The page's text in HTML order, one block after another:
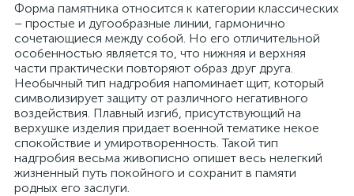
Форма памятника относится к категории классических
– простые и дугообразные линии, гармонично
сочетающиеся между собой. Но его отличительной
особенностью является то, что нижняя и верхняя
части практически повторяют образ друг друга.
Необычный тип надгробия напоминает щит, который
символизирует защиту от различного негативного
воздействия. Плавный изгиб, присутствующий на
верхушке изделия придает военной тематике некое
спокойствие и умиротворенность. Такой тип
надгробия весьма живописно опишет весь нелегкий
жизненный путь покойного и сохранит в памяти
родных его заслуги.